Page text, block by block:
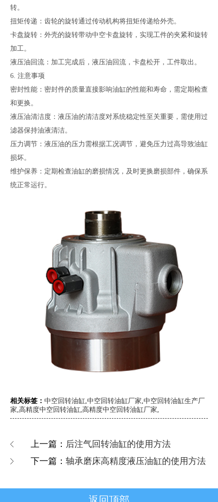
转。
扭矩传递：齿轮的旋转通过传动机构将扭矩传递给外壳。
卡盘旋转：外壳的旋转带动中空卡盘旋转，实现工件的夹紧和旋转
加工。
液压油回流：加工完成后，液压油回流，卡盘松开，工件取出。
6. 注意事项
密封性能：密封件的质量直接影响油缸的性能和寿命，需定期检查
和更换。
液压油清洁度：液压油的清洁度对系统稳定性至关重要，需使用过
滤器保持油液清洁。
压力调节：液压油的压力需根据工况调节，避免压力过高导致油缸
损坏。
维护保养：定期检查油缸的磨损情况，及时更换磨损部件，确保系
统正常运行。
相关标签： 中空回转油缸 中空回转油缸厂家 中空回转油缸生产厂
家 高精度中空回转油缸 高精度中空回转油缸厂家
上一篇： 后注气回转油缸的使用方法
下一篇： 轴承磨床高精度液压油缸的使用方法